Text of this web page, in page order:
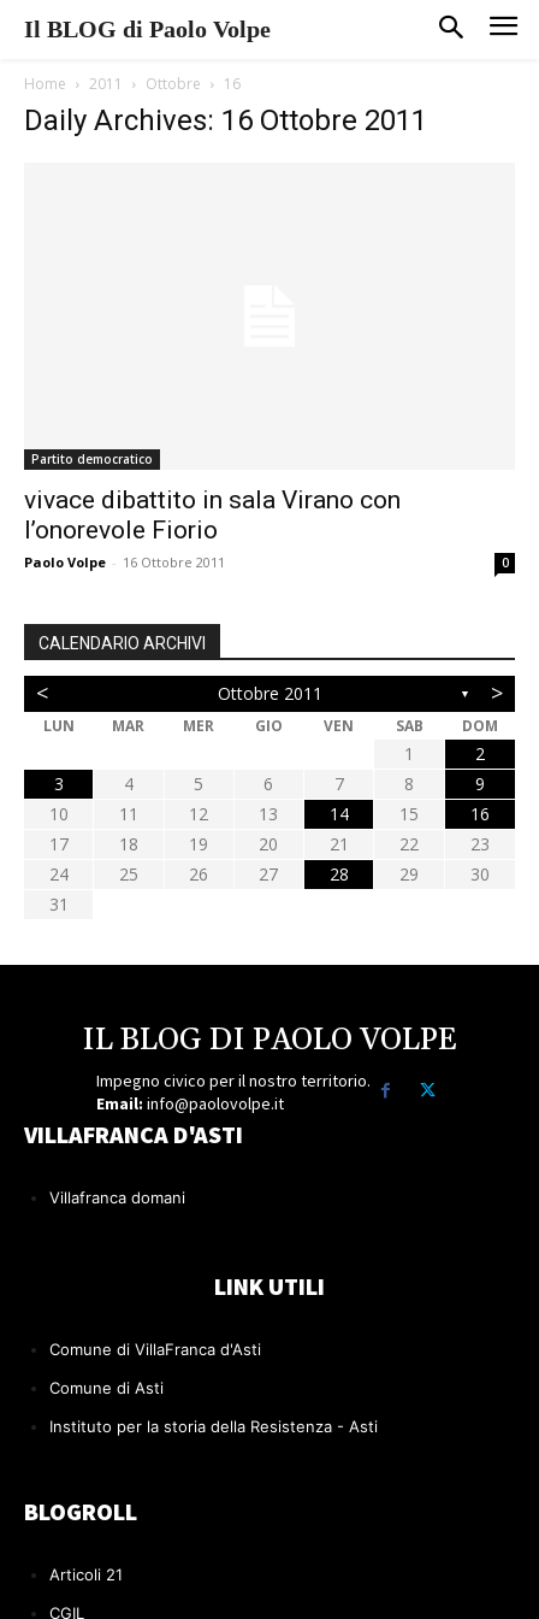
Il BLOG di Paolo Volpe
Home 2011 Ottobre 16
Daily Archives: 16 Ottobre 2011
Partito democratico
vivace dibattito in sala Virano con
l’onorevole Fiorio
Paolo Volpe - 16 Ottobre 2011 0
CALENDARIO ARCHIVI
< Ottobre 2011 ▼ >
LUN MAR MER GIO VEN SAB DOM
1
2
3
4 5 6 7 8
9
10
11 12 13 14 15
16
17
18 19 20 21 22
23
24
25 26 27 28 29
30
31
IL BLOG DI PAOLO VOLPE
Impegno civico per il nostro territorio.
Email: info@paolovolpe.it
VILLAFRANCA D'ASTI
Villafranca domani
LINK UTILI
Comune di VillaFranca d'Asti
Comune di Asti
Instituto per la storia della Resistenza - Asti
BLOGROLL
Articoli 21
CGIL